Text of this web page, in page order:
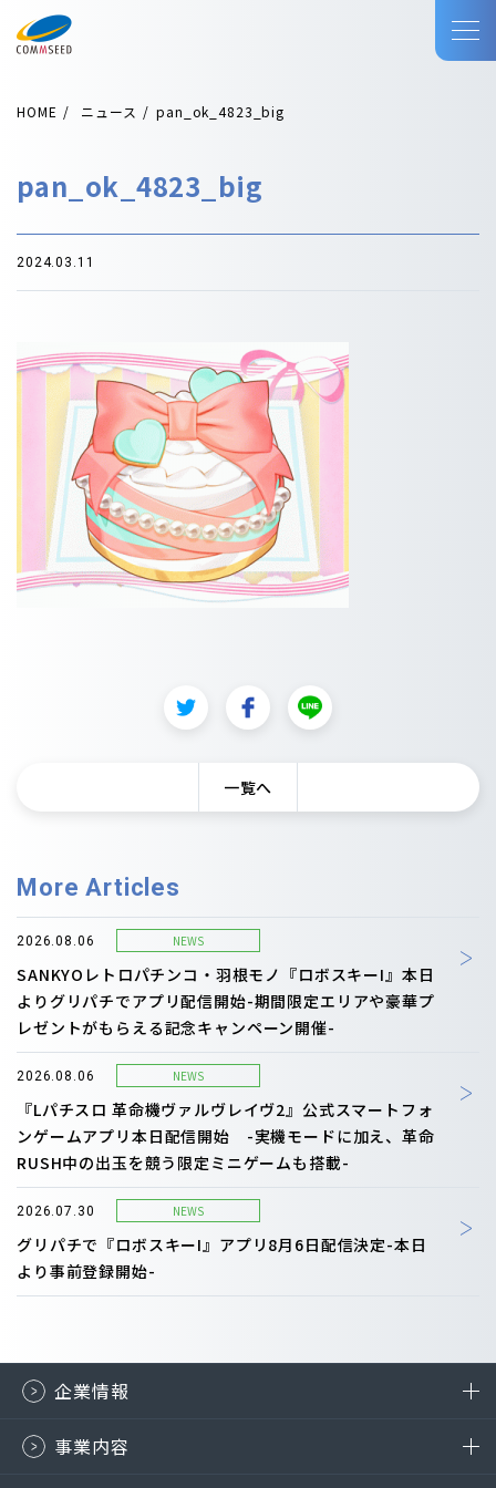
HOME ニュース pan_ok_4823_big
pan_ok_4823_big
2024.03.11
一覧へ
More Articles
2026.08.06 NEWS
SANKYOレトロパチンコ・羽根モノ『ロボスキーI』本日
よりグリパチでアプリ配信開始-期間限定エリアや豪華プ
レゼントがもらえる記念キャンペーン開催-
2026.08.06 NEWS
『Lパチスロ 革命機ヴァルヴレイヴ2』公式スマートフォ
ンゲームアプリ本日配信開始 -実機モードに加え、革命
RUSH中の出玉を競う限定ミニゲームも搭載-
2026.07.30 NEWS
グリパチで『ロボスキーI』アプリ8月6日配信決定-本日
より事前登録開始-
企業情報
事業内容